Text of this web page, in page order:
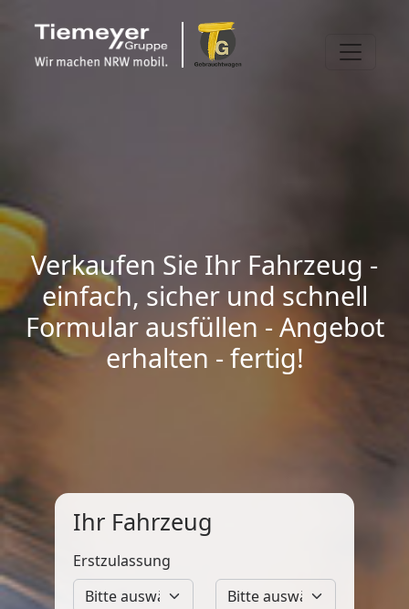
Verkaufen Sie Ihr Fahrzeug -
einfach, sicher und schnell
Formular ausfüllen - Angebot
erhalten - fertig!
Ihr Fahrzeug
Erstzulassung